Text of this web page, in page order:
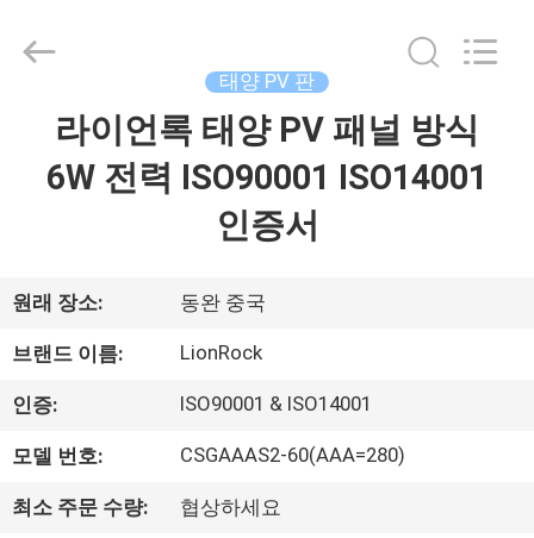
회
사
소
Copyright
Reserved.
태양 PV 판
라이언록 태양 PV 패널 방식
6W 전력 ISO90001 ISO14001
인증서
원래 장소: 동완 중국
브랜드 이름: LionRock
인증: ISO90001 & ISO14001
모델 번호: CSGAAAS2-60(AAA=280)
최소 주문 수량: 협상하세요